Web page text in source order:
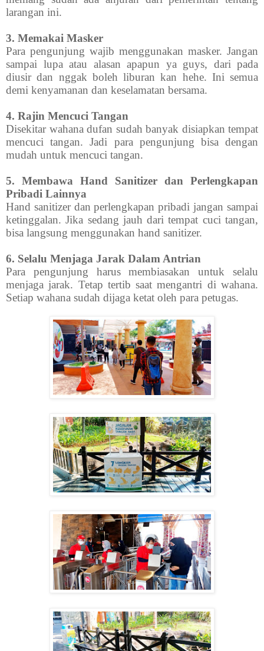
larangan ini.
3. Memakai Masker
Para pengunjung wajib menggunakan masker. Jangan
sampai lupa atau alasan apapun ya guys, dari pada
diusir dan nggak boleh liburan kan hehe. Ini semua
demi kenyamanan dan keselamatan bersama.
4. Rajin Mencuci Tangan
Disekitar wahana dufan sudah banyak disiapkan tempat
mencuci tangan. Jadi para pengunjung bisa dengan
mudah untuk mencuci tangan.
5. Membawa Hand Sanitizer dan Perlengkapan
Pribadi Lainnya
Hand sanitizer dan perlengkapan pribadi jangan sampai
ketinggalan. Jika sedang jauh dari tempat cuci tangan,
bisa langsung menggunakan hand sanitizer.
6. Selalu Menjaga Jarak Dalam Antrian
Para pengunjung harus membiasakan untuk selalu
menjaga jarak. Tetap tertib saat mengantri di wahana.
Setiap wahana sudah dijaga ketat oleh para petugas.